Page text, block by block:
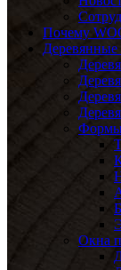
Почему
Деревянные
Формы
Окна